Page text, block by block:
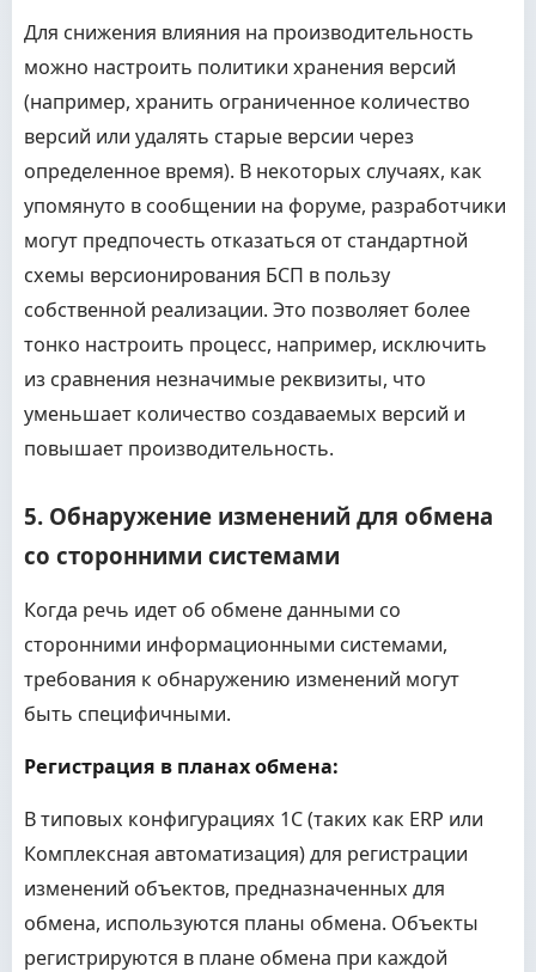
Для снижения влияния на производительность
можно настроить политики хранения версий
(например, хранить ограниченное количество
версий или удалять старые версии через
определенное время). В некоторых случаях, как
упомянуто в сообщении на форуме, разработчики
могут предпочесть отказаться от стандартной
схемы версионирования БСП в пользу
собственной реализации. Это позволяет более
тонко настроить процесс, например, исключить
из сравнения незначимые реквизиты, что
уменьшает количество создаваемых версий и
повышает производительность.
5. Обнаружение изменений для обмена
со сторонними системами
Когда речь идет об обмене данными со
сторонними информационными системами,
требования к обнаружению изменений могут
быть специфичными.
Регистрация в планах обмена:
В типовых конфигурациях 1С (таких как ERP или
Комплексная автоматизация) для регистрации
изменений объектов, предназначенных для
обмена, используются планы обмена. Объекты
регистрируются в плане обмена при каждой